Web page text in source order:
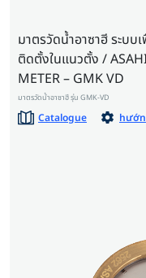
มาตรวัดน้ำอาซาฮี ระบ
ติดตั้งในแนวตั้ง /
METER – GMK VD
มาตรวัดน้ำอาซาฮี รุ่น GMK-VD
Catalogue